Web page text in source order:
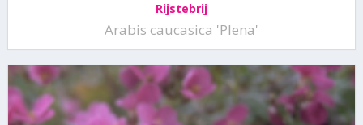
Rijstebrij
Arabis caucasica 'Plena'